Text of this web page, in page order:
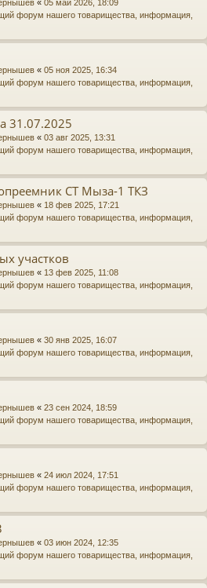
« 05 май 2026, 18:09
форум нашего товарищества, информация,
« 05 ноя 2025, 16:34
форум нашего товарищества, информация,
31.07.2025
« 03 авг 2025, 13:31
форум нашего товарищества, информация,
СТ Мыза-1 ТКЗ
« 18 фев 2025, 17:21
форум нашего товарищества, информация,
участков
« 13 фев 2025, 11:08
форум нашего товарищества, информация,
« 30 янв 2025, 16:07
форум нашего товарищества, информация,
« 23 сен 2024, 18:59
форум нашего товарищества, информация,
« 24 июл 2024, 17:51
форум нашего товарищества, информация,
« 03 июн 2024, 12:35
форум нашего товарищества, информация,